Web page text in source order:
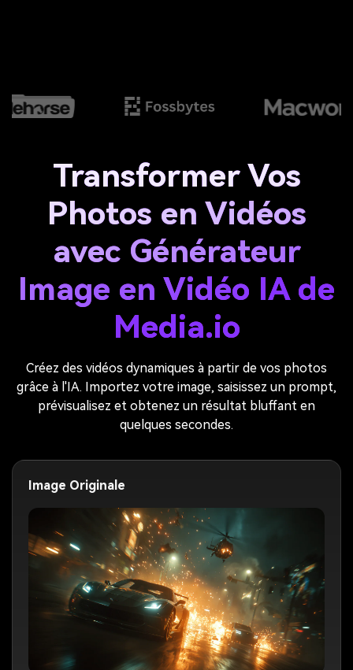
Transformer Vos
Photos en Vidéos
avec Générateur
Image en Vidéo IA de
Media.io
Créez des vidéos dynamiques à partir de vos photos
grâce à l'IA. Importez votre image, saisissez un prompt,
prévisualisez et obtenez un résultat bluffant en
quelques secondes.
Image Originale